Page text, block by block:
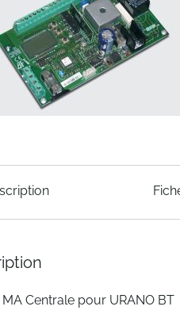
MA Centrale pour URANO BT